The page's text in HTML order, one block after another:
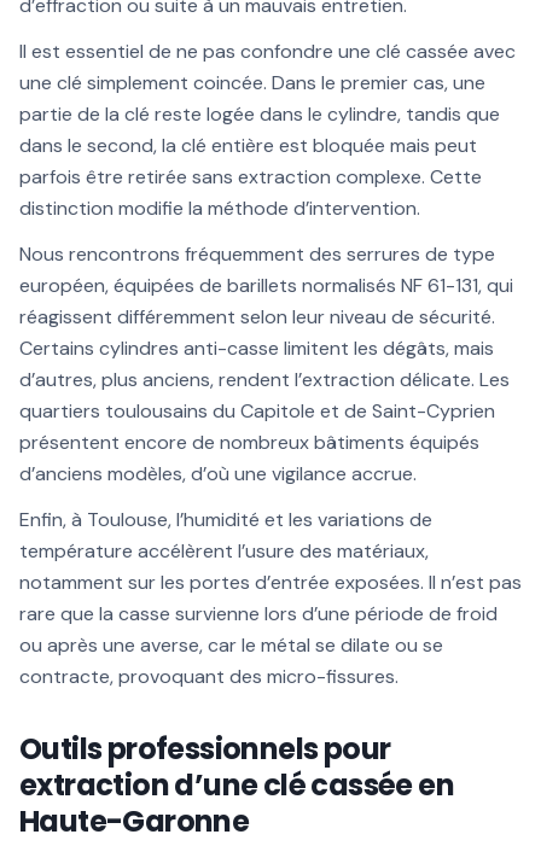
d’effraction ou suite à un mauvais entretien.
Il est essentiel de ne pas confondre une clé cassée avec
une clé simplement coincée. Dans le premier cas, une
partie de la clé reste logée dans le cylindre, tandis que
dans le second, la clé entière est bloquée mais peut
parfois être retirée sans extraction complexe. Cette
distinction modifie la méthode d’intervention.
Nous rencontrons fréquemment des serrures de type
européen, équipées de barillets normalisés NF 61-131, qui
réagissent différemment selon leur niveau de sécurité.
Certains cylindres anti-casse limitent les dégâts, mais
d’autres, plus anciens, rendent l’extraction délicate. Les
quartiers toulousains du Capitole et de Saint-Cyprien
présentent encore de nombreux bâtiments équipés
d’anciens modèles, d’où une vigilance accrue.
Enfin, à Toulouse, l’humidité et les variations de
température accélèrent l’usure des matériaux,
notamment sur les portes d’entrée exposées. Il n’est pas
rare que la casse survienne lors d’une période de froid
ou après une averse, car le métal se dilate ou se
contracte, provoquant des micro-fissures.
Outils professionnels pour
extraction d’une clé cassée en
Haute-Garonne